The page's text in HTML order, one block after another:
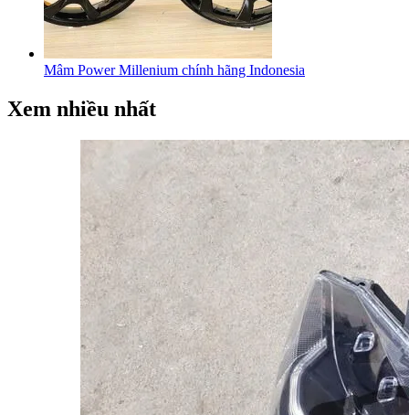
Mâm Power Millenium chính hãng Indonesia
Xem nhiều nhất